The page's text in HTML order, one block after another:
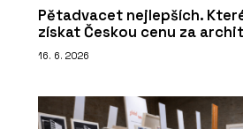
Pětadvacet nejlepších.
získat Českou cenu za
16. 6. 2026